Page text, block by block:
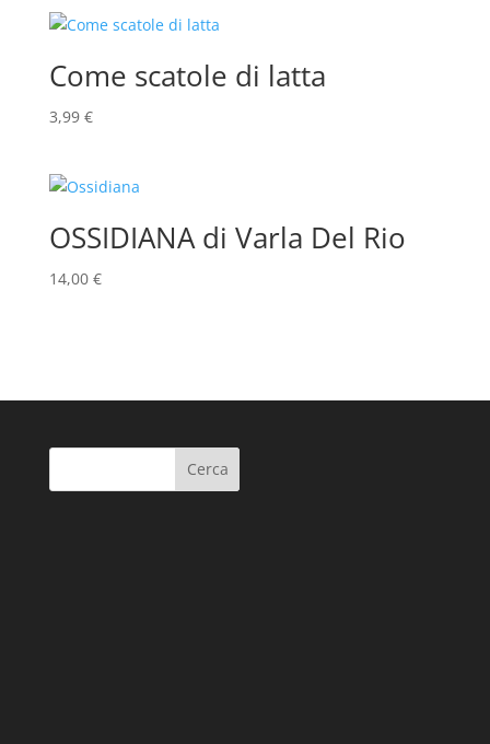
Come scatole di latta
3,99 €
OSSIDIANA di Varla Del Rio
14,00 €
Cerca